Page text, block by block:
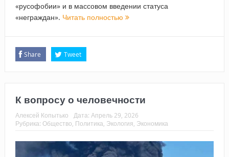
«русофобии» и в массовом введении статуса
«неграждан». Читать полностью
Share Tweet
К вопросу о человечности
Алексей Копытько Дата: Апрель 29, 2026
Рубрика: Общество, Политика, Экология, Экономика